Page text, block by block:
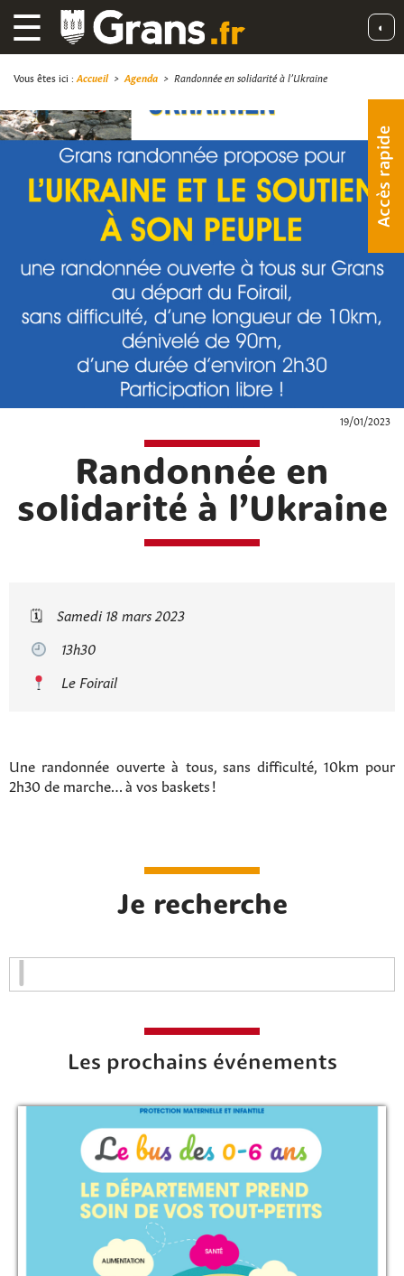
☰ ◐
Accès rapide
Vous êtes ici : Accueil> Agenda > Randonnée en solidarité à l’Ukraine
19/01/2023
Randonnée en
solidarité à l’Ukraine
🗓
Samedi 18 mars 2023
13h30
Le Foirail
Une randonnée ouverte à tous, sans difficulté, 10km pour
2h30 de marche… à vos baskets !
Je recherche
Les prochains événements